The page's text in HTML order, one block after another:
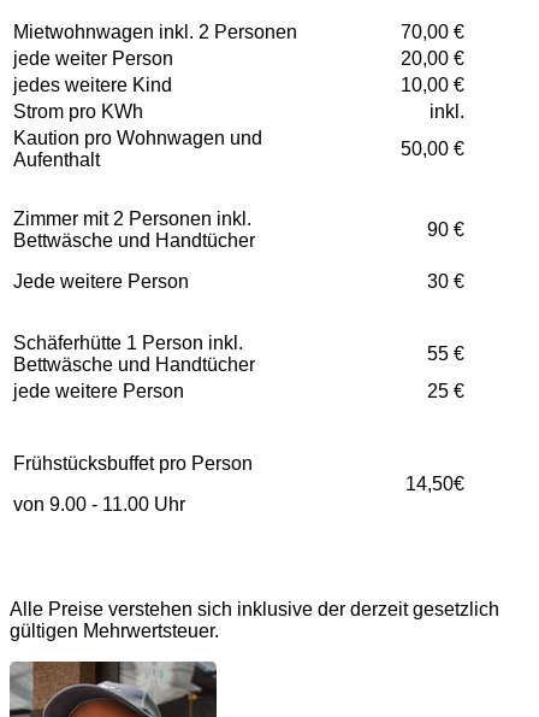
Mietwohnwagen inkl. 2 Personen
70,00 €
jede weiter Person
20,00 €
jedes weitere Kind
10,00 €
Strom pro KWh
inkl.
Kaution pro Wohnwagen und
Aufenthalt
50,00 €
Zimmer mit 2 Personen inkl.
Bettwäsche und Handtücher
90 €
Jede weitere Person 30 €
Schäferhütte 1 Person inkl.
Bettwäsche und Handtücher
55 €
jede weitere Person
25 €
Frühstücksbuffet pro Person
von 9.00 - 11.00 Uhr
14,50€
Alle Preise verstehen sich inklusive der derzeit gesetzlich
gültigen Mehrwertsteuer.